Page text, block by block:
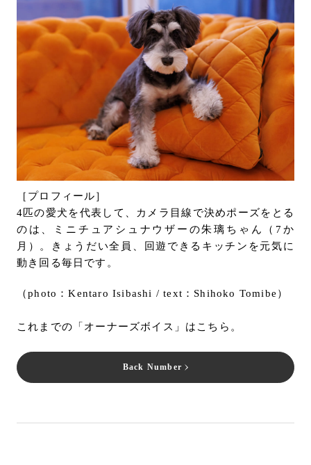
［プロフィール］
4匹の愛犬を代表して、カメラ目線で決めポーズをとる
のは、ミニチュアシュナウザーの朱璃ちゃん（7か
月）。きょうだい全員、回遊できるキッチンを元気に
動き回る毎日です。
（photo：Kentaro Isibashi / text：Shihoko Tomibe）
これまでの「オーナーズボイス」はこちら。
Back Number